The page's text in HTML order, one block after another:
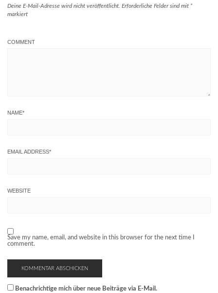
Deine E-Mail-Adresse wird nicht veröffentlicht. Erforderliche Felder sind mit *
markiert
COMMENT
NAME*
EMAIL ADDRESS*
WEBSITE
Save my name, email, and website in this browser for the next time I
comment.
Benachrichtige mich über neue Beiträge via E-Mail.